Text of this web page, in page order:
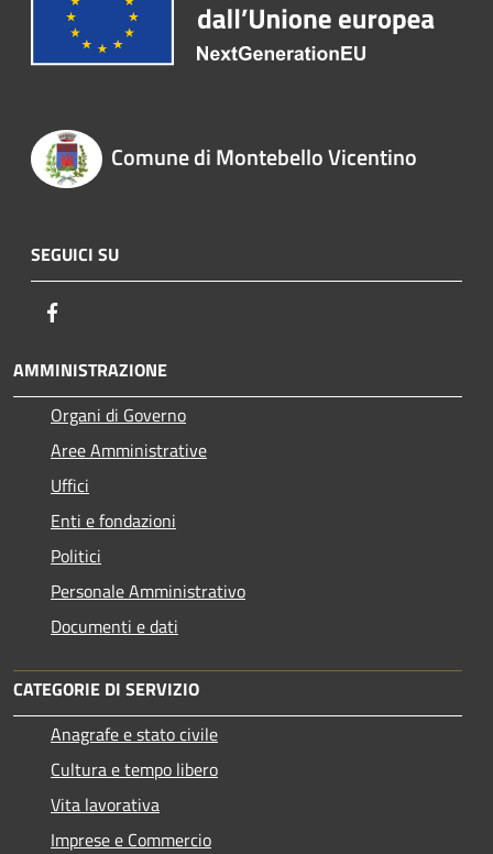
Comune di Montebello Vicentino
SEGUICI SU
AMMINISTRAZIONE
Organi di Governo
Aree Amministrative
Uffici
Enti e fondazioni
Politici
Personale Amministrativo
Documenti e dati
CATEGORIE DI SERVIZIO
Anagrafe e stato civile
Cultura e tempo libero
Vita lavorativa
Imprese e Commercio